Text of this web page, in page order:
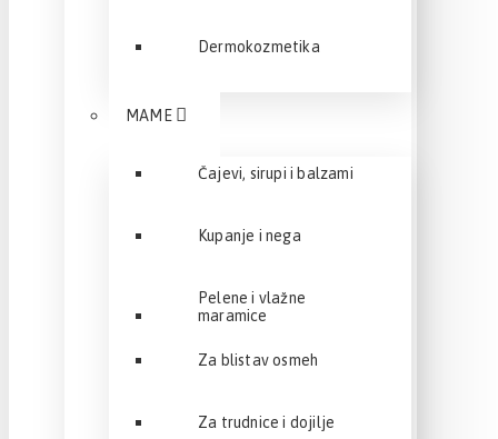
Dermokozmetika
MAME
Čajevi, sirupi i balzami
Kupanje i nega
Pelene i vlažne
maramice
Za blistav osmeh
Za trudnice i dojilje